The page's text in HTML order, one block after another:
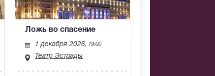
Ложь во спасение
1 декабря 2026, 19:00
Театр Эстрады